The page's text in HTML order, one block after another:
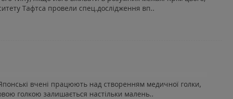
Тафтса провели спец.дослідження вп..
вчені працюють над створенням медичної голки,
голкою залишається настільки малень..